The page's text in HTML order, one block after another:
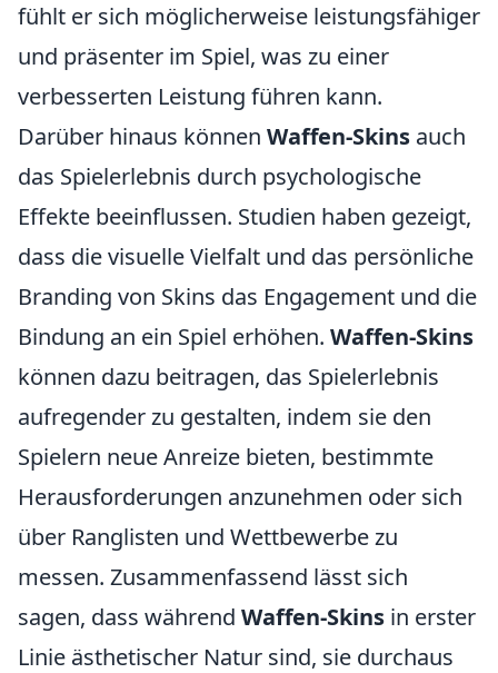
fühlt er sich möglicherweise leistungsfähiger
und präsenter im Spiel, was zu einer
verbesserten Leistung führen kann.
Darüber hinaus können Waffen-Skins auch
das Spielerlebnis durch psychologische
Effekte beeinflussen. Studien haben gezeigt,
dass die visuelle Vielfalt und das persönliche
Branding von Skins das Engagement und die
Bindung an ein Spiel erhöhen. Waffen-Skins
können dazu beitragen, das Spielerlebnis
aufregender zu gestalten, indem sie den
Spielern neue Anreize bieten, bestimmte
Herausforderungen anzunehmen oder sich
über Ranglisten und Wettbewerbe zu
messen. Zusammenfassend lässt sich
sagen, dass während Waffen-Skins in erster
Linie ästhetischer Natur sind, sie durchaus